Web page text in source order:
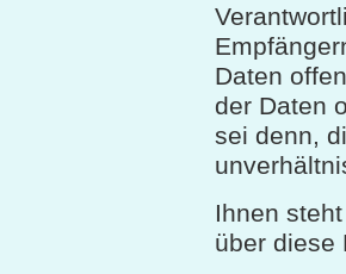
Daten
der Daten
sei denn,
Ihnen
über diese